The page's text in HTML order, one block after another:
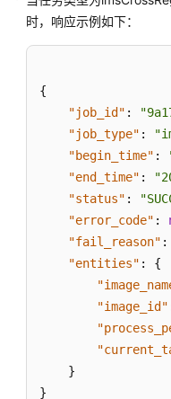
时，响应示例如下：
{
"job_id" :
"job_type" :
"begin_time" :
"end_time" :
"status" :
"error_code" :
"fail_reason" :
"entities" :
{
"image_id"
}
}